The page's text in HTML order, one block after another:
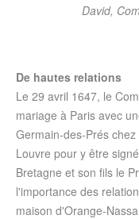
David,
De hautes relations
Le 29 avril 1647, le
mariage à Paris avec
Germain-des-Prés
Louvre pour y être
Bretagne et son fils le
l'importance des
maison d'Orange-